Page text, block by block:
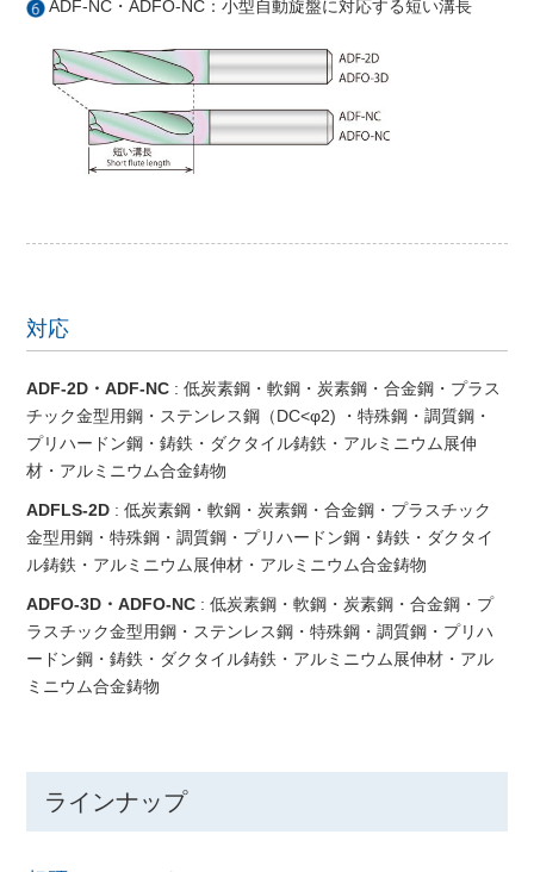
ADF-NC・ADFO-NC：小型自動旋盤に対応する短い溝長
対応
ADF-2D・ADF-NC : 低炭素鋼・軟鋼・炭素鋼・合金鋼・プラス
チック金型用鋼・ステンレス鋼（DC<φ2) ・特殊鋼・調質鋼・
プリハードン鋼・鋳鉄・ダクタイル鋳鉄・アルミニウム展伸
材・アルミニウム合金鋳物
ADFLS-2D : 低炭素鋼・軟鋼・炭素鋼・合金鋼・プラスチック
金型用鋼・特殊鋼・調質鋼・プリハードン鋼・鋳鉄・ダクタイ
ル鋳鉄・アルミニウム展伸材・アルミニウム合金鋳物
ADFO-3D・ADFO-NC : 低炭素鋼・軟鋼・炭素鋼・合金鋼・プ
ラスチック金型用鋼・ステンレス鋼・特殊鋼・調質鋼・プリハ
ードン鋼・鋳鉄・ダクタイル鋳鉄・アルミニウム展伸材・アル
ミニウム合金鋳物
ラインナップ